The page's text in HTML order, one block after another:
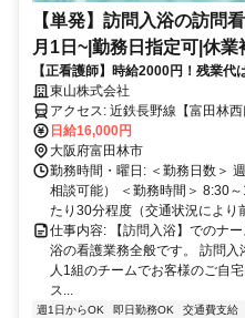
【単発】訪問入浴の訪問
月1日~|勤務日指定可|休業
【正看護師】時給2000円！残業
の単発勤務OK|即日勤務可能|1日
【富田林西口駅】(17954-139-9)
東山株式会社
アクセス: 近鉄長野線【
日給16,000円
大阪府富田林市
勤務時間・曜日: ＜勤務日数＞
相談可能） ＜勤務時間＞ 8:30
たり30分程度（交通状況により
仕事内容: 【訪問入浴】でのナ
浴の看護業務全般です。 訪問
人1組のチームでお客様のご自
ス...
週1日からOK 即日勤務OK 交通費支給